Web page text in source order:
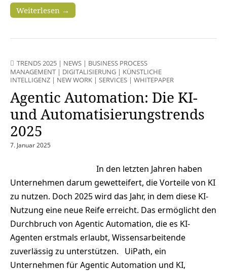
Weiterlesen →
TRENDS 2025 | NEWS | BUSINESS PROCESS
MANAGEMENT | DIGITALISIERUNG | KÜNSTLICHE
INTELLIGENZ | NEW WORK | SERVICES | WHITEPAPER
Agentic Automation: Die KI-
und Automatisierungstrends
2025
7. Januar 2025
In den letzten Jahren haben
Unternehmen darum gewetteifert, die Vorteile von KI
zu nutzen. Doch 2025 wird das Jahr, in dem diese KI-
Nutzung eine neue Reife erreicht. Das ermöglicht den
Durchbruch von Agentic Automation, die es KI-
Agenten erstmals erlaubt, Wissensarbeitende
zuverlässig zu unterstützen. UiPath, ein
Unternehmen für Agentic Automation und KI,